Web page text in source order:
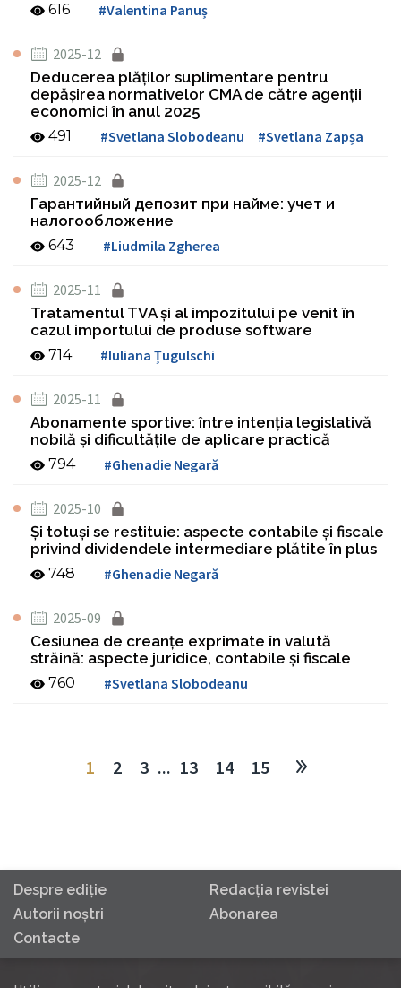
616 #Valentina Panuș
2025-12
Deducerea plăților suplimentare pentru
depășirea normativelor CMA de către agenții
economici în anul 2025
491 #Svetlana Slobodeanu #Svetlana Zapșa
2025-12
Гарантийный депозит при найме: учет и
налогообложение
643 #Liudmila Zgherea
2025-11
Tratamentul TVA şi al impozitului pe venit în
cazul importului de produse software
714 #Iuliana Țugulschi
2025-11
Abonamente sportive: între intenţia legislativă
nobilă şi dificultăţile de aplicare practică
794 #Ghenadie Negară
2025-10
Şi totuşi se restituie: aspecte contabile şi fiscale
privind dividendele intermediare plătite în plus
748 #Ghenadie Negară
2025-09
Cesiunea de creanţe exprimate în valută
străină: aspecte juridice, contabile şi fiscale
760 #Svetlana Slobodeanu
1 2 3 ... 13 14 15
Despre ediţie
Redacţia revistei
Autorii noştri
Abonarea
Contacte